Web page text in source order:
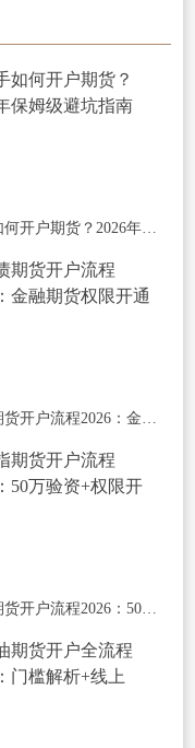
新手如何开户期货？2026年保姆级避坑指南
股指期货开户流程2026：50万验资+权限开通